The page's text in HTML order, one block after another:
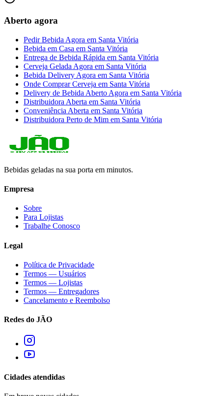
Aberto agora
Pedir Bebida Agora em Santa Vitória
Bebida em Casa em Santa Vitória
Entrega de Bebida Rápida em Santa Vitória
Cerveja Gelada Agora em Santa Vitória
Bebida Delivery Agora em Santa Vitória
Onde Comprar Cerveja em Santa Vitória
Delivery de Bebida Aberto Agora em Santa Vitória
Distribuidora Aberta em Santa Vitória
Conveniência Aberta em Santa Vitória
Distribuidora Perto de Mim em Santa Vitória
Bebidas geladas na sua porta em minutos.
Empresa
Sobre
Para Lojistas
Trabalhe Conosco
Legal
Política de Privacidade
Termos — Usuários
Termos — Lojistas
Termos — Entregadores
Cancelamento e Reembolso
Redes do JÃO
Cidades atendidas